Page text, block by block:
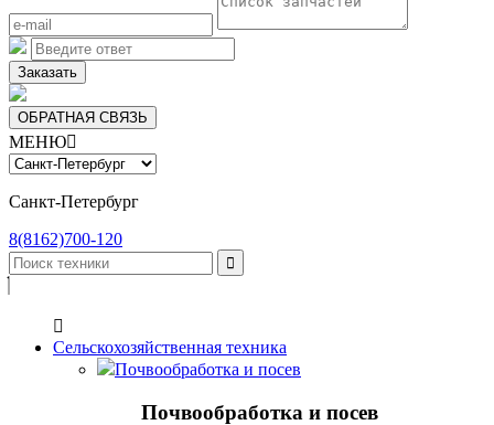
Заказать
ОБРАТНАЯ СВЯЗЬ
МЕНЮ
Санкт-Петербург
8(8162)700-120


Сельскохозяйственная техника
Почвообработка и посев
Почвообработка и посев